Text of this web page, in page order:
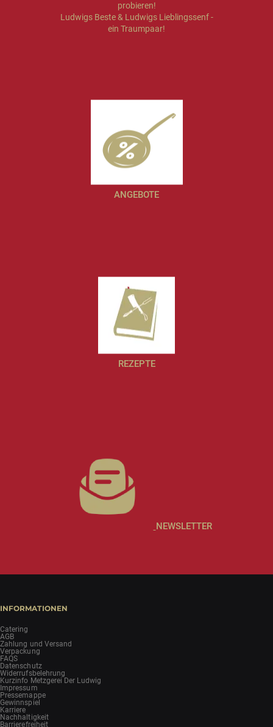
probieren!
Ludwigs Beste & Ludwigs Lieblingssenf -
ein Traumpaar!
ANGEBOTE
REZEPTE
NEWSLETTER
INFORMATIONEN
Catering
AGB
Zahlung und Versand
Verpackung
FAQS
Datenschutz
Widerrufsbelehrung
Kurzinfo Metzgerei Der Ludwig
Impressum
Pressemappe
Gewinnspiel
Karriere
Nachhaltigkeit
Barrierefreiheit